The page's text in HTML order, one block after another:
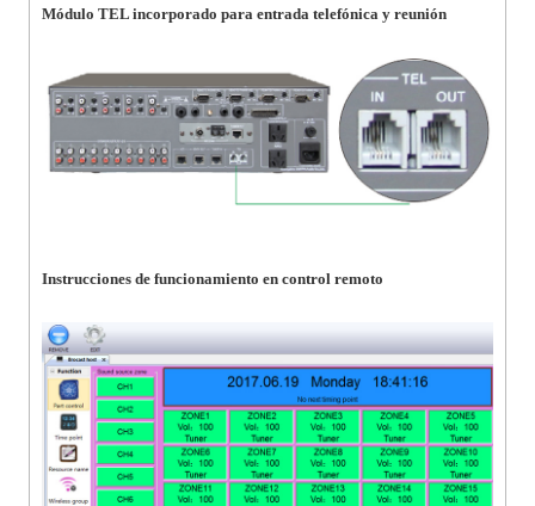
Módulo TEL incorporado para entrada telefónica y reunión
Instrucciones de funcionamiento en control remoto